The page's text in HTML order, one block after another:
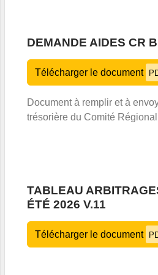
DEMANDE AIDES CR
Télécharger le document
Document à remplir et à
trésorière du Comité
TABLEAU
ÉTÉ 2026 V.11
Télécharger le document